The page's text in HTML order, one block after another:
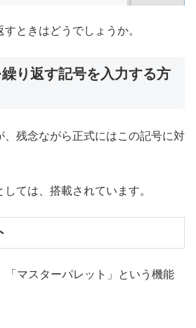
ときはどうでしょうか。
り返す記号を入力する方
、残念ながら正式にはこの記号に対
ては、搭載されています。
「マスターパレット」という機能